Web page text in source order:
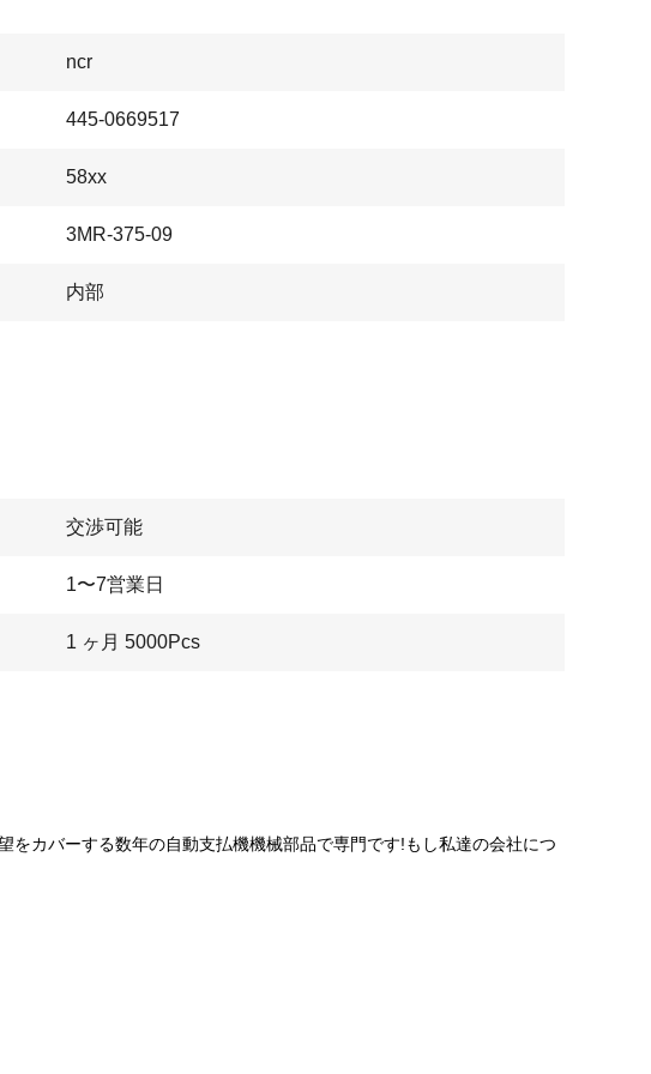
ncr
445-0669517
58xx
3MR-375-09
内部
交渉可能
1〜7営業日
1 ヶ月 5000Pcs
カバーする数年の自動支払機機械部品で専門です!もし私達の会社につ